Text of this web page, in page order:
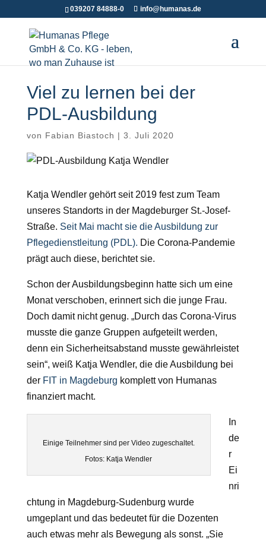
039207 84888-0 info@humanas.de
Viel zu lernen bei der
PDL-Ausbildung
von Fabian Biastoch | 3. Juli 2020
Katja Wendler gehört seit 2019 fest zum Team
unseres Standorts in der Magdeburger St.-Josef-
Straße. Seit Mai macht sie die Ausbildung zur
Pflegedienstleitung (PDL). Die Corona-Pandemie
prägt auch diese, berichtet sie.
Schon der Ausbildungsbeginn hatte sich um eine
Monat verschoben, erinnert sich die junge Frau.
Doch damit nicht genug. „Durch das Corona-Virus
musste die ganze Gruppen aufgeteilt werden,
denn ein Sicherheitsabstand musste gewährleistet
sein“, weiß Katja Wendler, die die Ausbildung bei
der FIT in Magdeburg komplett von Humanas
finanziert macht.
Einige Teilnehmer sind per Video zugeschaltet.
Fotos: Katja Wendler
In
de
r
Ei
nri
chtung in Magdeburg-Sudenburg wurde
umgeplant und das bedeutet für die Dozenten
auch etwas mehr als Bewegung als sonst. „Sie